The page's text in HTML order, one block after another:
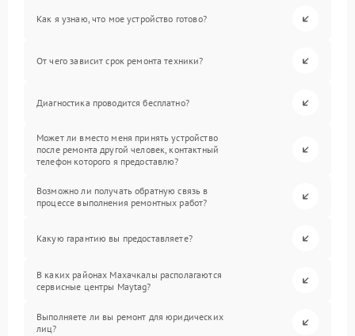
Как я узнаю, что мое устройство готово?
От чего зависит срок ремонта техники?
Диагностика проводится бесплатно?
Может ли вместо меня принять устройство
после ремонта другой человек, контактный
телефон которого я предоставлю?
Возможно ли получать обратную связь в
процессе выполнения ремонтных работ?
Какую гарантию вы предоставляете?
В каких районах Махачкалы располагаются
сервисные центры Maytag?
Выполняете ли вы ремонт для юридических
лиц?